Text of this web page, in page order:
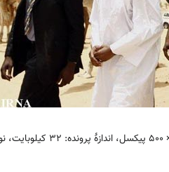
۳۳۴ پیکسل، اندازهٔ پرونده: ۳۲ کیلوبایت، نوع MIME پرونده: